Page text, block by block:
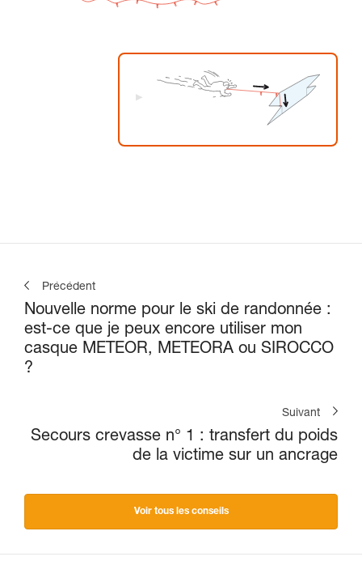
Précédent
Nouvelle norme pour le ski de randonnée :
est-ce que je peux encore utiliser mon
casque METEOR, METEORA ou SIROCCO
?
Suivant
Secours crevasse n° 1 : transfert du poids
de la victime sur un ancrage
Voir tous les conseils